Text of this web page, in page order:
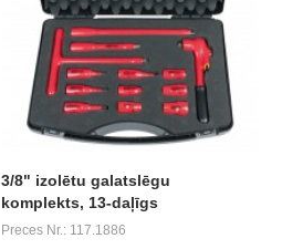
3/8" izolētu galatslēgu
komplekts, 13-daļīgs
Preces Nr.: 117.1886